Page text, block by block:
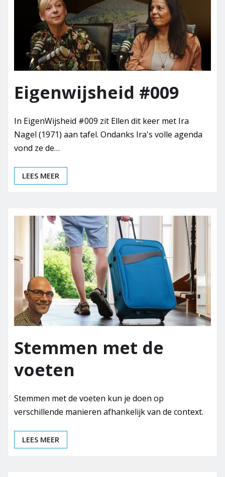
Eigenwijsheid #009
In EigenWijsheid #009 zit Ellen dit keer met Ira
Nagel (1971) aan tafel. Ondanks Ira's volle agenda
vond ze de…
LEES MEER
Stemmen met de
voeten
Stemmen met de voeten kun je doen op
verschillende manieren afhankelijk van de context.
LEES MEER